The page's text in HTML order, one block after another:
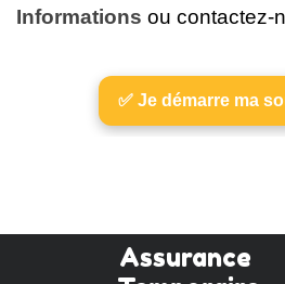
Informations ou contactez-
✅ Je démarre ma
Assurance